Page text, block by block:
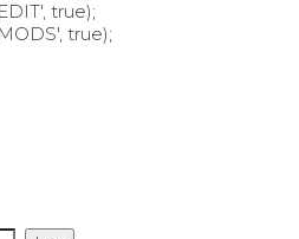
true);
true);